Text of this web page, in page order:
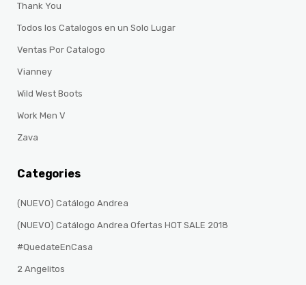
Thank You
Todos los Catalogos en un Solo Lugar
Ventas Por Catalogo
Vianney
Wild West Boots
Work Men V
Zava
Categories
(NUEVO) Catálogo Andrea
(NUEVO) Catálogo Andrea Ofertas HOT SALE 2018
#QuedateEnCasa
2 Angelitos